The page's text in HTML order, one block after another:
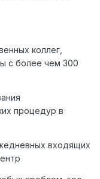
коллег,
с более чем 300
процедур в
входящих